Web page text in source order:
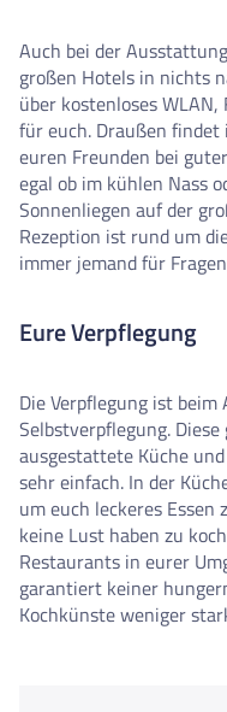
Auch bei der
großen Hotels in nichts
über kostenloses
für euch. Draußen
euren Freunden bei
egal ob im kühlen Nass
Sonnenliegen auf der
Rezeption ist rund um
immer jemand für
Eure Verpflegung
Die Verpflegung ist
Selbstverpflegung.
ausgestattete Küche
sehr einfach. In der
um euch leckeres
keine Lust haben zu
Restaurants in eurer
garantiert keiner
Kochkünste weniger